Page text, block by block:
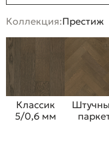
Коллекция:Престиж
Классик
5/0,6 мм